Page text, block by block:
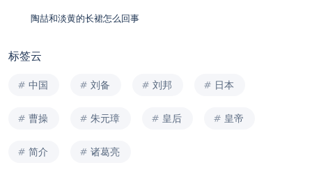
陶喆和淡黄的长裙怎么回事
标签云
中国 刘备 刘邦 日本
曹操 朱元璋 皇后 皇帝
简介 诸葛亮